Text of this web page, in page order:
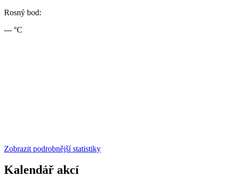
Rosný bod:
--- °C
Zobrazit podrobnější statistiky
Kalendář akcí